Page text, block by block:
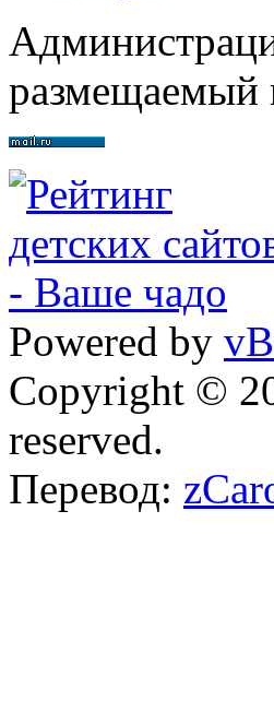
размещаемый
Powered by
Copyright ©
reserved.
Перевод: